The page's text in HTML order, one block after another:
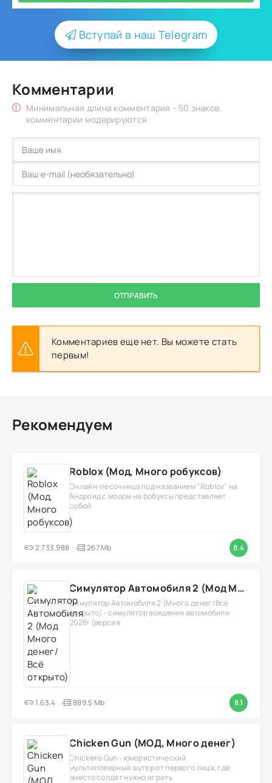
Вступай в наш Telegram
Комментарии
Минимальная длина комментария - 50 знаков.
комментарии модерируются
ОТПРАВИТЬ
Комментариев еще нет. Вы можете стать
первым!
Рекомендуем
Roblox (Мод, Много робуксов)
Онлайн-песочница под названием "Roblox" на
Андроид с модом на робуксы представляет
собой
2.733.988 267 Mb 8.4
Симулятор Автомобиля 2 (Мод Много денег/Всё открыто)
Симулятор Автомобиля 2 (Много денег/Всё
открыто) - симулятор вождения автомобиля
2026! (версия
1.63.4 889.5 Mb 8.1
Chicken Gun (МОД, Много денег)
Chickens Gun - юмористический
мультиплеерный шутер от первого лица, где
вместо солдат нужно играть